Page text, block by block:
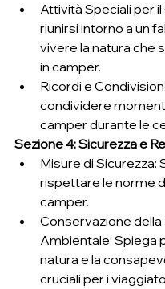
Attività Speciali per
riunirsi intorno a un
vivere la natura che
in camper.
Ricordi e
condividere
camper durante le
Sezione 4: Sicurezza e
Misure di Sicurezza:
rispettare le norme
camper.
Conservazione
Ambientale: Spiega
natura e la
cruciali per i